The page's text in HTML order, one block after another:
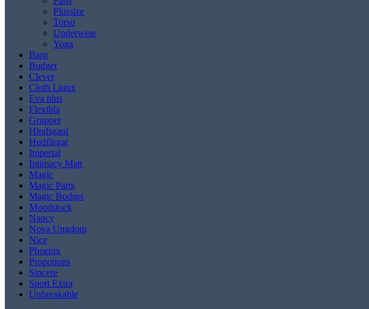
Plussize
Torso
Underwear
Yoga
Barn
Budget
Clever
Cloth Linux
Eva plus
Flexibla
Grupper
Hindsgaul
Hudfärgat
Imperial
Intimacy Matt
Magic
Magic Parts
Magic Budget
Moodstock
Nancy
Nova Ungdom
Nice
Phoenix
Propotions
Sincere
Sport Extra
Unbreakable